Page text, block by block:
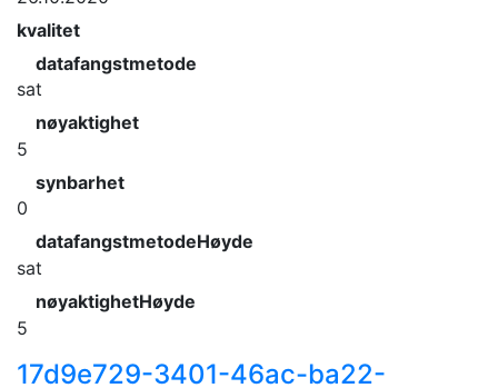
kvalitet
datafangstmetode
sat
nøyaktighet
5
synbarhet
0
datafangstmetodeHøyde
sat
nøyaktighetHøyde
5
17d9e729-3401-46ac-ba22-